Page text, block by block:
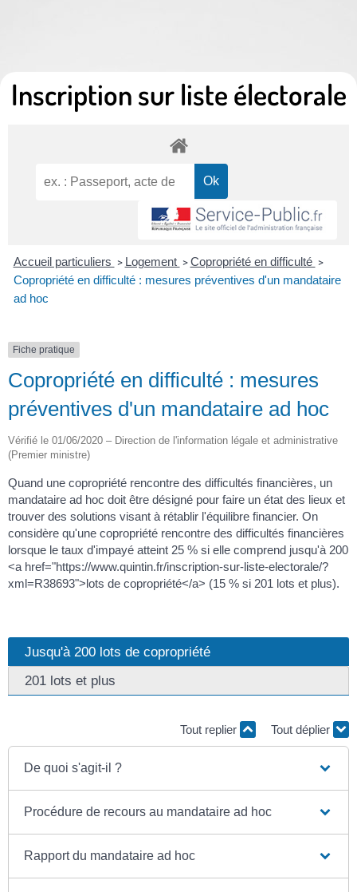
Inscription sur liste électorale
Accueil particuliers > Logement > Copropriété en difficulté >
Copropriété en difficulté : mesures préventives d'un mandataire
ad hoc
Fiche pratique
Copropriété en difficulté : mesures
préventives d'un mandataire ad hoc
Vérifié le 01/06/2020 – Direction de l'information légale et administrative
(Premier ministre)
Quand une copropriété rencontre des difficultés financières, un
mandataire ad hoc doit être désigné pour faire un état des lieux et
trouver des solutions visant à rétablir l'équilibre financier. On
considère qu'une copropriété rencontre des difficultés financières
lorsque le taux d'impayé atteint 25 % si elle comprend jusqu'à 200
<a href="https://www.quintin.fr/inscription-sur-liste-electorale/?
xml=R38693">lots de copropriété</a> (15 % si 201 lots et plus).
Jusqu'à 200 lots de copropriété
201 lots et plus
Tout replier Tout déplier
De quoi s'agit-il ?
Procédure de recours au mandataire ad hoc
Rapport du mandataire ad hoc